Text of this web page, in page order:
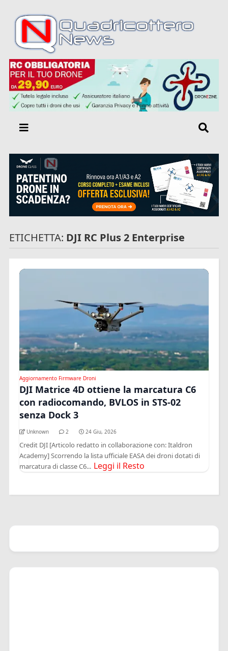
ETICHETTA: DJI RC Plus 2 Enterprise
Aggiornamento Firmware Droni
DJI Matrice 4D ottiene la marcatura C6
con radiocomando, BVLOS in STS-02
senza Dock 3
Unknown 2 24 Giu, 2026
Credit DJI [Articolo redatto in collaborazione con: Italdron
Academy] Scorrendo la lista ufficiale EASA dei droni dotati di
marcatura di classe C6... Leggi il Resto